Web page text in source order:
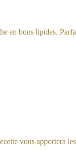
en bons lipides.
vous apportera